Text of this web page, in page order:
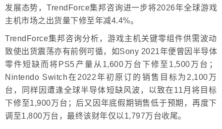
发展态势，TrendForce集邦咨询进一步将2026年全球游戏
主机市场之出货量下修至年减4.4%。
TrendForce集邦咨询分析，游戏主机关键零组件供需波动
致使出货震荡亦有前例可循，如Sony 2021年便曾因半导体
零件短缺而将PS5产量从1,600万台下修至1,500万台；
Nintendo Switch在2022年初原订的销售目标为2,100万
台，同样因遭逢全球半导体短缺风波，以致在11月将目标
下修至1,900万台；后又因年底假期销售低于预期，再度下
调至1,800万台，最终该财年仅以1,797万台收尾。